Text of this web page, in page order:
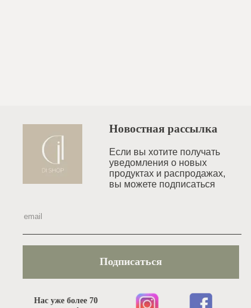
Новостная рассылка
Если вы хотите получать
уведомления o новых
продуктах и распродажах,
вы можете подписаться
Подписаться
Нас уже более 70